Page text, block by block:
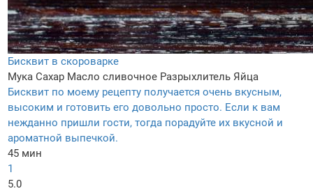
Бисквит в скороварке
Мука Сахар Масло сливочное Разрыхлитель Яйца
Бисквит по моему рецепту получается очень вкусным,
высоким и готовить его довольно просто. Если к вам
нежданно пришли гости, тогда порадуйте их вкусной и
ароматной выпечкой.
45 мин
1
5.0